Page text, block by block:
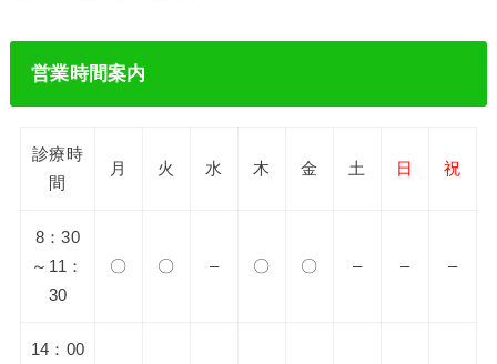
営業時間案内
診療時
間
月 火 水 木 金 土 日 祝
8：30
～11：
30
〇 〇 – 〇 〇 – – –
14：00